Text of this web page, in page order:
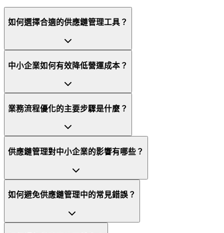
如何選擇合適的供應鏈管理工具？
中小企業如何有效降低營運成本？
業務流程優化的主要步驟是什麼？
供應鏈管理對中小企業的影響有哪些？
如何避免供應鏈管理中的常見錯誤？